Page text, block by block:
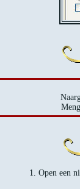
1. Open een